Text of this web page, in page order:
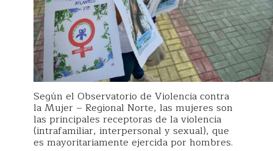
Según el Observatorio de Violencia contra
la Mujer – Regional Norte, las mujeres son
las principales receptoras de la violencia
(intrafamiliar, interpersonal y sexual), que
es mayoritariamente ejercida por hombres.